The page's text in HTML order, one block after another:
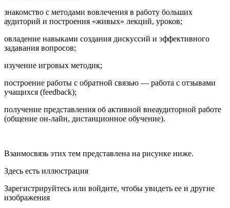
знакомство с методами вовлечения в работу больших
аудиторий и построения «живых» лекций, уроков;
овладение навыками создания дискуссий и эффективного
задавания вопросов;
изучение игровых методик;
построение работы с обратной связью — работа с отзывами
учащихся (feedback);
получение представления об активной внеаудиторной работе
(общение он-лайн, дистанционное обучение).
Взаимосвязь этих тем представлена на рисунке ниже.
Здесь есть иллюстрация
Зарегистрируйтесь или войдите, чтобы увидеть ее и другие
изображения